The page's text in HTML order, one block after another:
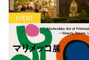
EVENT